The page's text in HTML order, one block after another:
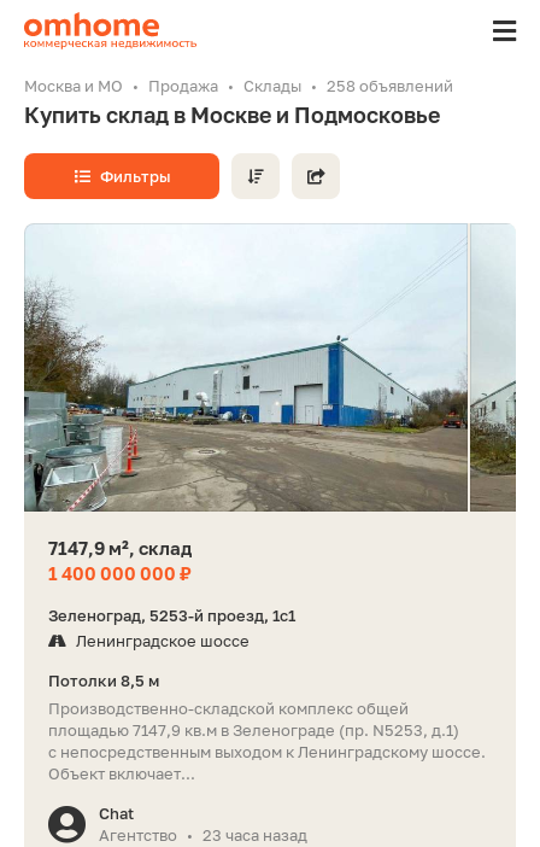
Москва и МО Продажа Склады 258 объявлений
Купить склад в Москве и Подмосковье
Фильтры
7147,9 м², склад
1 400 000 000 ₽
Зеленоград, 5253-й проезд, 1с1
Ленинградское шоссе
Потолки 8,5 м
Производственно-складской комплекс общей
площадью 7147,9 кв.м в Зеленограде (пр. N5253, д.1)
с непосредственным выходом к Ленинградскому шоссе.
Объект включает...
Chat
Агентство
• 23 часа назад